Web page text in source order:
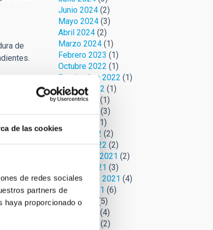
de las cookies
de redes sociales
partners de
haya proporcionado o
de
Junio 2024(2)
Mayo 2024(3)
Abril 2024(2)
Marzo 2024(1)
Febrero 2023 (1)
Octubre 2022 (1)
Septiembre 2022 (1)
Agosto 2022 (1)
Junio 2022
(1)
(3)
(1)
Marzo 2022 (2)
Febrero 2022 (2)
Noviembre 2021 (2)
Octubre 2021 (3)
Septiembre 2021 (4)
Agosto 2021 (6)
Julio 2021
(5)
(4)
(2)